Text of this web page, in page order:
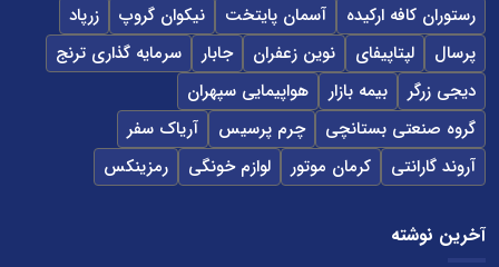
رستوران کافه ارکیده
آسمان پایتخت نیکوان گروپ
زرپاد
پرسال
لپتاپیفای نوین زعفران جابار
سرمایه گذاری ترنج
دیجی زرگر
بیمه بازار
هواپیمایی سپهران
گروه صنعتی بستانچی
چرم پرسیس
آریاک سفر
آروند گارانتی
کرمان موتور لوازم خونگی رمزینکس
آخرین نوشته